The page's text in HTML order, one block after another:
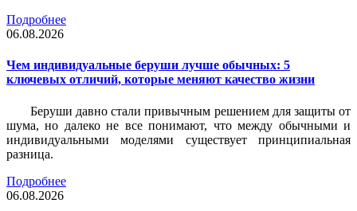
Подробнее
06.08.2026
Чем индивидуальные беруши лучше обычных: 5
ключевых отличий, которые меняют качество жизни
Беруши давно стали привычным решением для защиты от
шума, но далеко не все понимают, что между обычными и
индивидуальными моделями существует принципиальная
разница.
Подробнее
06.08.2026